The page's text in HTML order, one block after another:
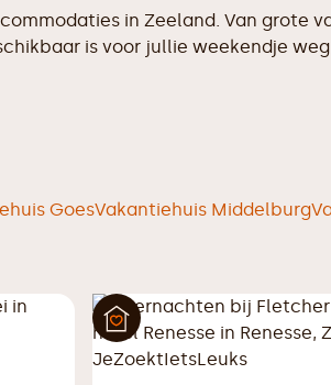
in Zeeland. Van grote
is voor jullie weekendje
GoesVakantiehuis Middelburg